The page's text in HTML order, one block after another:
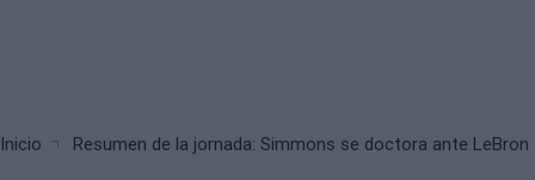
Breadcrumb
Inicio Resumen de la jornada: Simmons se doctora ante LeBron